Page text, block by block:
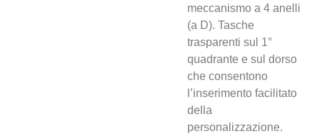
meccanismo a 4 anelli
(a D). Tasche
trasparenti sul 1°
quadrante e sul dorso
che consentono
l’inserimento facilitato
della
personalizzazione.